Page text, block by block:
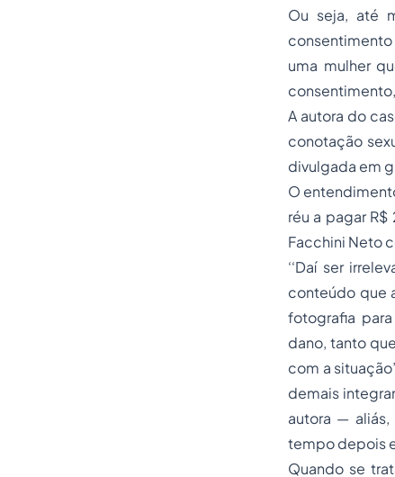
Ou seja, até
uma mulher
A autora do
conotação
divulgada em
O
réu a pagar
Facchini Neto
‘‘Daí ser
conteúdo que
fotografia
dano, tanto
com a
demais
autora —
tempo depois
Quando se